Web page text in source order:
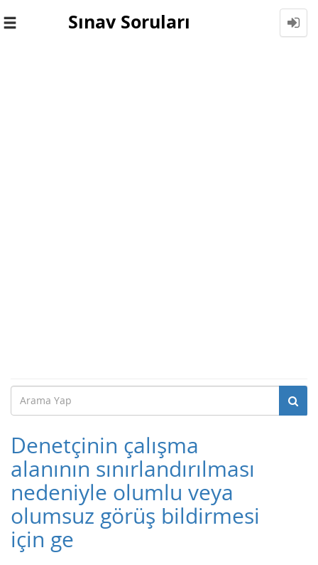
Toggle
Sınav Soruları
Denetçinin çalışma
alanının sınırlandırılması
nedeniyle olumlu veya
olumsuz görüş bildirmesi
için ge